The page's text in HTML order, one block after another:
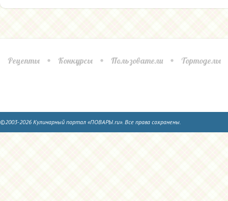
Рецепты Конкурсы Пользователи Тортоделы
©2003-2026 Кулинарный портал «ПОВАРЫ.ru». Все права сохранены.